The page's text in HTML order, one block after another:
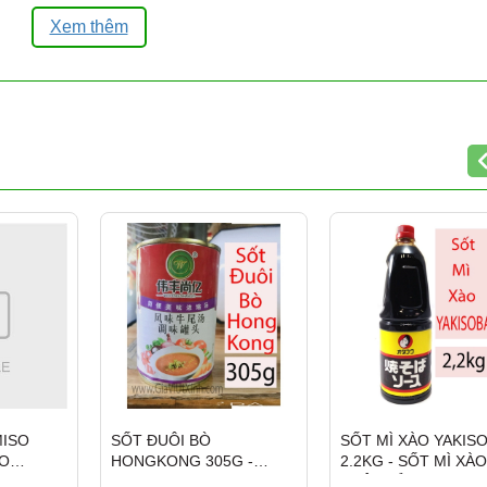
XINH
Phường 5, Quận 5, TP.HCM
trợ 24/24)
hằng ngày, không nghỉ)
số lượng lớn, cung cấp hàng ổn định chonhà hàng,
tỉnh qua chành xe, nhà xekhi khách mua nhiều,
Xem thêm
SỐT ĐUÔI BÒ
HONGKONG 305G -
SỐT MÌ XÀO
2.2KG - SỐT MÌ XÀO